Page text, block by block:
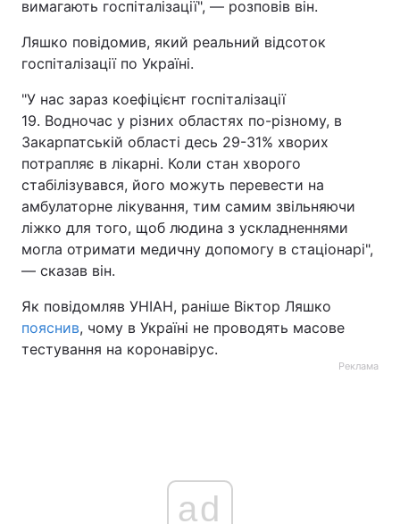
вимагають госпіталізації", — розповів він.
Ляшко повідомив, який реальний відсоток
госпіталізації по Україні.
"У нас зараз коефіцієнт госпіталізації
19. Водночас у різних областях по-різному, в
Закарпатській області десь 29-31% хворих
потрапляє в лікарні. Коли стан хворого
стабілізувався, його можуть перевести на
амбулаторне лікування, тим самим звільняючи
ліжко для того, щоб людина з ускладненнями
могла отримати медичну допомогу в стаціонарі",
— сказав він.
Як повідомляв УНІАН, раніше Віктор Ляшко
пояснив, чому в Україні не проводять масове
тестування на коронавірус.
Реклама
ad